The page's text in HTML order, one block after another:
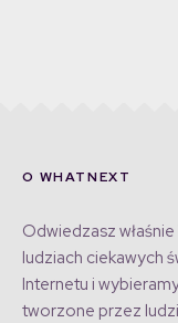
O WHATNEXT
Odwiedzasz
ludziach ciekawych
Internetu i
tworzone przez